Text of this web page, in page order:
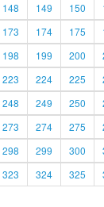
148 149 150
173 174 175
198 199 200
223 224 225
248 249 250
273 274 275
298 299 300
323 324 325